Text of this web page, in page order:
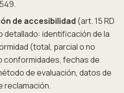
de accesibilidad (art. 15 RD
detallado: identificación de la
(total, parcial o no
conformidades, fechas de
de evaluación, datos de
reclamación.